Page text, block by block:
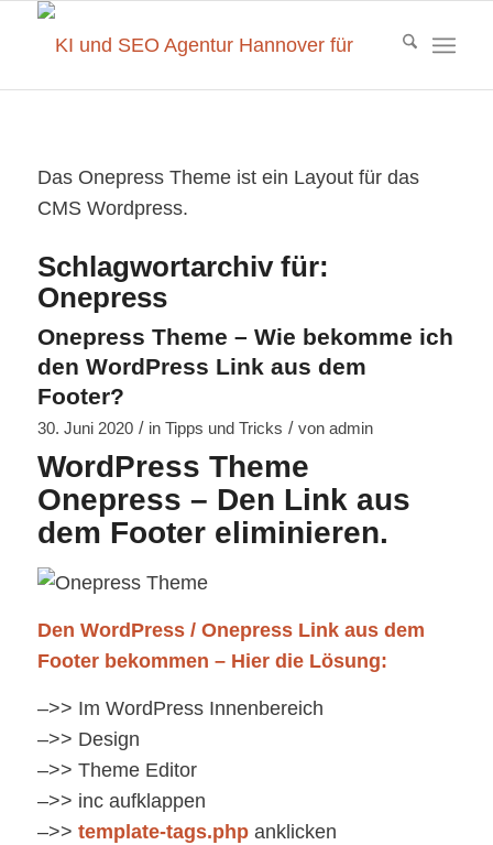
Das Onepress Theme ist ein Layout für das
CMS Wordpress.
Schlagwortarchiv für:
Onepress
Onepress Theme – Wie bekomme ich
den WordPress Link aus dem
Footer?
30. Juni 2020 / in Tipps und Tricks / von admin
WordPress Theme
Onepress – Den Link aus
dem Footer eliminieren.
Den WordPress / Onepress Link aus dem
Footer bekommen – Hier die Lösung:
–>> Im WordPress Innenbereich
–>> Design
–>> Theme Editor
–>> inc aufklappen
–>> template-tags.phpanklicken